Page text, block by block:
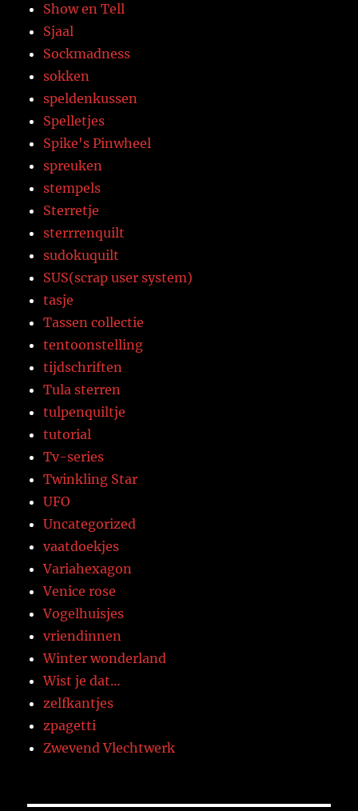
Show en Tell
Sjaal
Sockmadness
sokken
speldenkussen
Spelletjes
Spike's Pinwheel
spreuken
stempels
Sterretje
sterrrenquilt
sudokuquilt
SUS(scrap user system)
tasje
Tassen collectie
tentoonstelling
tijdschriften
Tula sterren
tulpenquiltje
tutorial
Tv-series
Twinkling Star
UFO
Uncategorized
vaatdoekjes
Variahexagon
Venice rose
Vogelhuisjes
vriendinnen
Winter wonderland
Wist je dat…
zelfkantjes
zpagetti
Zwevend Vlechtwerk